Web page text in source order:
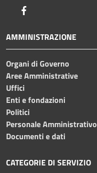
AMMINISTRAZIONE
Organi di Governo
Aree Amministrative
Uffici
Enti e fondazioni
Politici
Personale Amministrativo
Documenti e dati
CATEGORIE DI SERVIZIO